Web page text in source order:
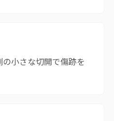
小さな切開で傷跡を